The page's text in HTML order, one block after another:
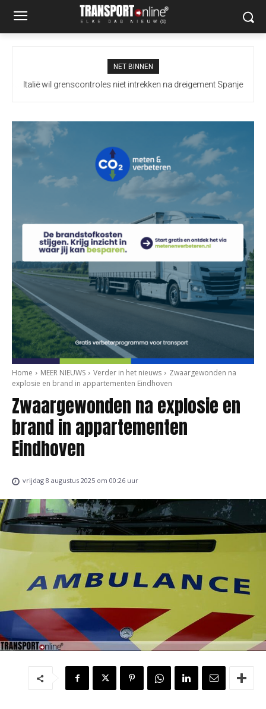
NET BINNEN
Italië wil grenscontroles niet intrekken na dreigement Spanje
Home MEER NIEUWS Verder in het nieuws
Zwaargewonden na
explosie en brand in appartementen Eindhoven
Zwaargewonden na explosie en
brand in appartementen
Eindhoven
vrijdag 8 augustus 2025 om 00:26 uur